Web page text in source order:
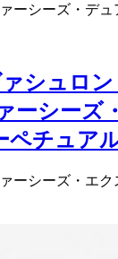
ーシーズ・デ
シュロ
ーシーズ
ペチュア
ーシーズ・エ